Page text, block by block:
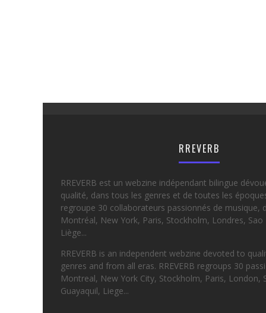
RREVERB
RREVERB est un webzine indépendant bilingue
qualité, dans tous les genres et de toutes les
regroupe 30 collaborateurs passionnés de musique,
Montréal, New York, Paris, Stockholm, Londres, Sao
Liège...
RREVERB is an independent webzine devoted to
genres and from all eras. RREVERB regroups 30
Montreal, New York City, Stockholm, Paris, London,
Guayaquil, Liege...